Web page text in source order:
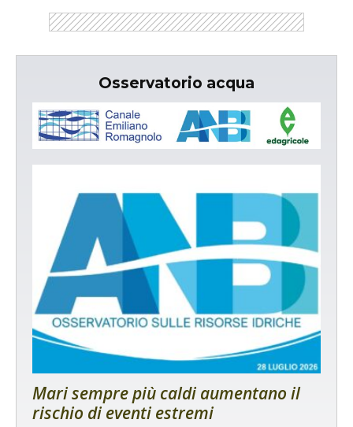
Osservatorio acqua
Mari sempre più caldi aumentano il
rischio di eventi estremi